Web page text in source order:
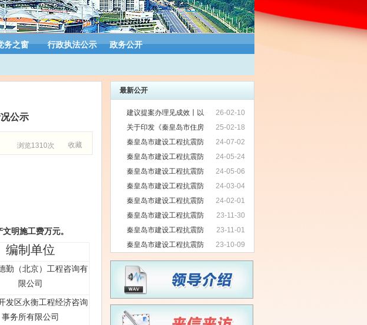
务之窗 行政执法公示 政务公开
公示
收藏
浏览1310次
文明施工费万元。
编制单位
勤（北京）工程咨询有
限公司
发区永衡工程经济咨询
事务所有限公司
最新公开
26-02-10
建议提案办理见成效丨以
人民群众需求为出发点推动“好房子”建
设 ——住房城乡建设部认真办理代表
委员建议提案
25-02-18
关于印发《秦皇岛市住房
和城乡建设局提升行政质量三年行动
方案（2023-2025年）》的通知
24-07-02
秦皇岛市建设工程抗震防
灾服务中心2024年6月 行政执法公示
24-05-24
秦皇岛市建设工程抗震防
灾服务中心2024年5月 行政执法公示
24-05-06
秦皇岛市建设工程抗震防
灾服务中心2024年3月 行政执法公示
24-03-04
秦皇岛市建设工程抗震防
灾服务中心2024年2月 行政执法公示
24-02-01
秦皇岛市建设工程抗震防
灾服务中心2023年12月 行政执法公示
23-11-30
秦皇岛市建设工程抗震防
灾服务中心2023年11月 行政执法公示
23-11-01
秦皇岛市建设工程抗震防
灾服务中心2023年10月 行政执法公示
23-10-09
秦皇岛市建设工程抗震防
灾服务中心2023年9月 行政执法公示